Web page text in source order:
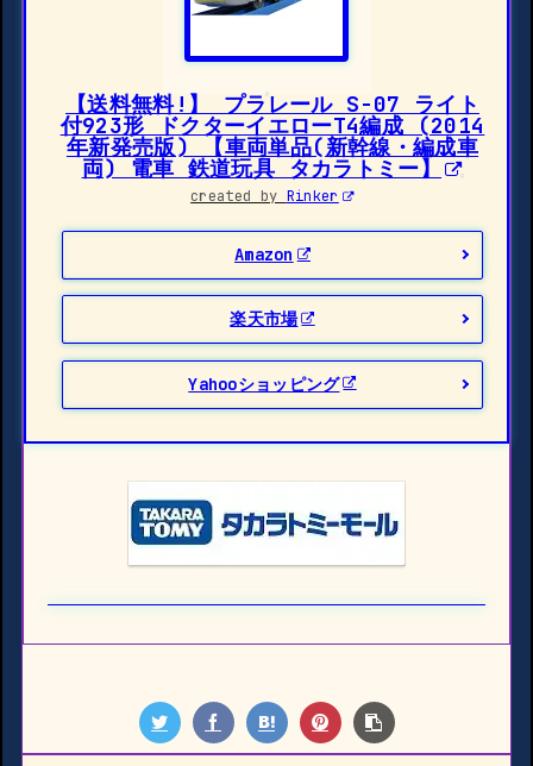
【送料無料!】 プラレール S-07 ライト
付923形 ドクターイエローT4編成 (2014
年新発売版) 【車両単品(新幹線・編成車
両) 電車 鉄道玩具 タカラトミー】
created by Rinker
Amazon
楽天市場
Yahooショッピング